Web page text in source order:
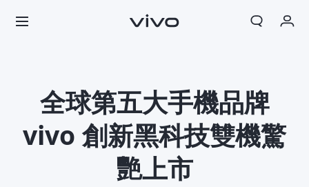
購物車
全球第五大手機品牌
vivo 創新黑科技雙機驚
艷上市